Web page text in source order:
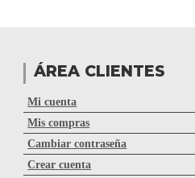
ÁREA CLIENTES
Mi cuenta
Mis compras
Cambiar contraseña
Crear cuenta